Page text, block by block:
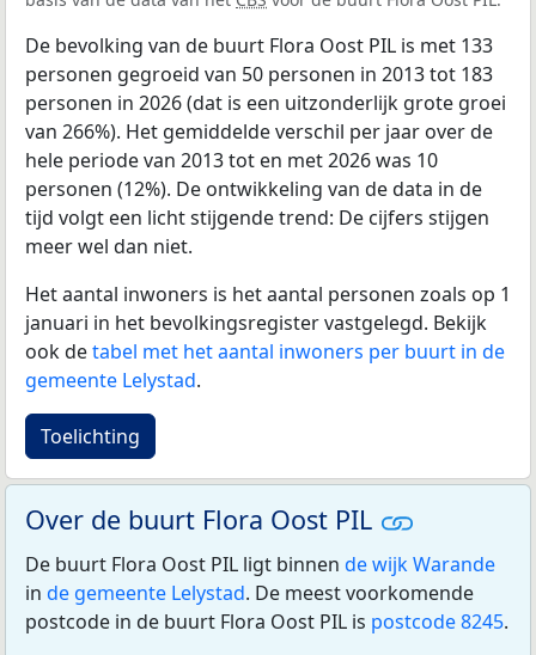
De bevolking van de buurt Flora Oost PIL is met 133
personen gegroeid van 50 personen in 2013 tot 183
personen in 2026 (dat is een uitzonderlijk grote groei
van 266%). Het gemiddelde verschil per jaar over de
hele periode van 2013 tot en met 2026 was 10
personen (12%). De ontwikkeling van de data in de
tijd volgt een licht stijgende trend: De cijfers stijgen
meer wel dan niet.
Het aantal inwoners is het aantal personen zoals op 1
januari in het bevolkingsregister vastgelegd. Bekijk
ook detabel met het aantal inwoners per buurt in de
gemeente Lelystad.
Toelichting
Over de buurt Flora Oost PIL
De buurt Flora Oost PIL ligt binnen de wijk Warande
in de gemeente Lelystad. De meest voorkomende
postcode in de buurt Flora Oost PIL is postcode 8245.